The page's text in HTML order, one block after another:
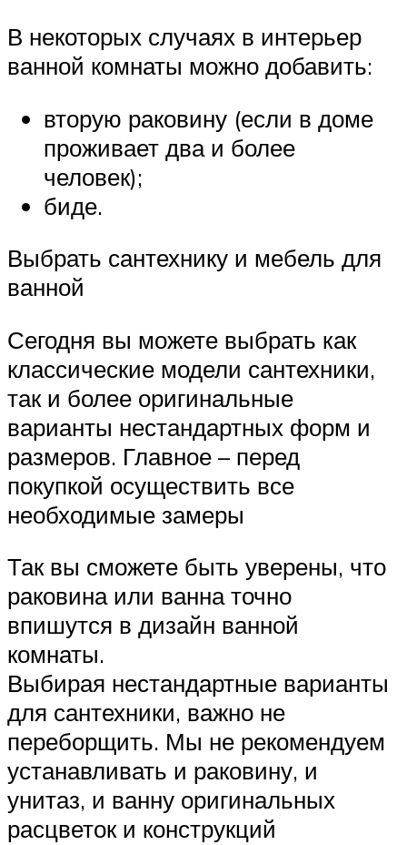
В некоторых случаях в интерьер
ванной комнаты можно добавить:
вторую раковину (если в доме
проживает два и более
человек);
биде.
Выбрать сантехнику и мебель для
ванной
Сегодня вы можете выбрать как
классические модели сантехники,
так и более оригинальные
варианты нестандартных форм и
размеров. Главное – перед
покупкой осуществить все
необходимые замеры
Так вы сможете быть уверены, что
раковина или ванна точно
впишутся в дизайн ванной
комнаты.
Выбирая нестандартные варианты
для сантехники, важно не
переборщить. Мы не рекомендуем
устанавливать и раковину, и
унитаз, и ванну оригинальных
расцветок и конструкций